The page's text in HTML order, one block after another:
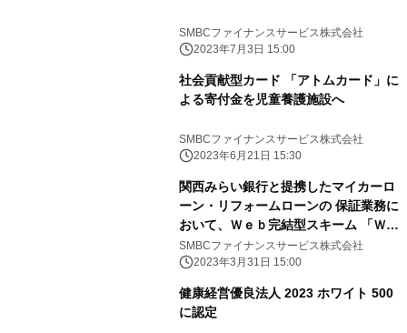
SMBCファイナンスサービス株式会社
2023年7月3日 15:00
社会貢献型カード 「アトムカード」に
よる寄付金を児童養護施設へ
SMBCファイナンスサービス株式会社
2023年6月21日 15:30
関西みらい銀行と提携したマイカーロ
ーン・リフォームローンの 保証業務に
おいて、Ｗｅｂ完結型スキーム 「Ｗｅ
ｂコンプリート」を導入開始
SMBCファイナンスサービス株式会社
2023年3月31日 15:00
健康経営優良法人 2023 ホワイト 500
に認定